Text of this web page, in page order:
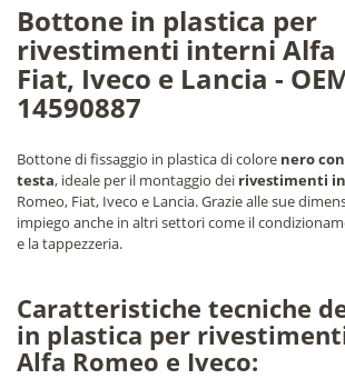
Bottone in plastica per
rivestimenti interni Alfa
Fiat, Iveco e Lancia -
14590887
Bottone di fissaggio in plastica di colore nero
testa, ideale per il montaggio dei rivestimenti
Romeo, Fiat, Iveco e Lancia. Grazie alle sue
impiego anche in altri settori come il
e la tappezzeria.
Caratteristiche tecniche
in plastica per
Alfa Romeo e Iveco: